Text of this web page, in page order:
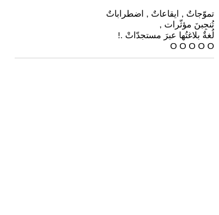
تموّجاتٌ , ايقاعاتٌ , اضطراباتٌ
تُنجِبنَ مؤثّرات ,
لُغةٌ بلاغتُها عبرَ مستجدّاتْ .!
O O O O O